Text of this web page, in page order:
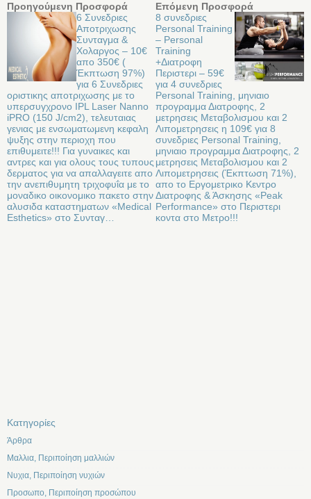
Προηγούμενη Προσφορά
6 Συνεδριες
Αποτριχωσης
Συνταγμα &
Χολαργος – 10€
απο 350€ (
Έκπτωση 97%)
για 6 Συνεδριες
οριστικης αποτριχωσης με το
υπερσυγχρονο IPL Laser Nanno
iPRO (150 J/cm2), τελευταιας
γενιας με ενσωματωμενη κεφαλη
ψυξης στην περιοχη που
επιθυμειτε!!! Για γυναικες και
αντρες και για ολους τους τυπους
δερματος για να απαλλαγειτε απο
την ανεπιθυμητη τριχοφυΐα με το
μοναδικο οικονομικο πακετο στην
αλυσιδα καταστηματων «Medical
Εsthetics» στο Συνταγ…
Επόμενη Προσφορά
8 συνεδριες
Personal Training
– Personal
Training
+Διατροφη
Περιστερι – 59€
για 4 συνεδριες
Personal Training, μηνιαιο
προγραμμα Διατροφης, 2
μετρησεις Μεταβολισμου και 2
Λιπομετρησεις η 109€ για 8
συνεδριες Personal Training,
μηνιαιο προγραμμα Διατροφης, 2
μετρησεις Μεταβολισμου και 2
Λιπομετρησεις (Έκπτωση 71%),
απο το Εργομετρικο Κεντρο
Διατροφης & Άσκησης «Peak
Performance» στο Περιστερι
κοντα στο Μετρο!!!
Kατηγορίες
Άρθρα
Μαλλια, Περιποίηση μαλλιών
Νυχια, Περιποίηση νυχιών
Προσωπο, Περιποίηση προσώπου